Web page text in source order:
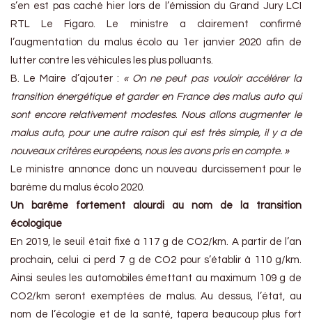
s’en est pas caché hier lors de l’émission du Grand Jury LCI
RTL Le Figaro. Le ministre a clairement confirmé
l’augmentation du malus écolo au 1er janvier 2020 afin de
lutter contre les véhicules les plus polluants.
B. Le Maire d’ajouter : « On ne peut pas vouloir accélérer la
transition énergétique et garder en France des malus auto qui
sont encore relativement modestes. Nous allons augmenter le
malus auto, pour une autre raison qui est très simple, il y a de
nouveaux critères européens, nous les avons pris en compte. »
Le ministre annonce donc un nouveau durcissement pour le
barème du malus écolo 2020.
Un barême fortement alourdi au nom de la transition
écologique
En 2019, le seuil était fixé à 117 g de CO2/km. A partir de l’an
prochain, celui ci perd 7 g de CO2 pour s’établir à 110 g/km.
Ainsi seules les automobiles émettant au maximum 109 g de
CO2/km seront exemptées de malus. Au dessus, l’état, au
nom de l’écologie et de la santé, tapera beaucoup plus fort